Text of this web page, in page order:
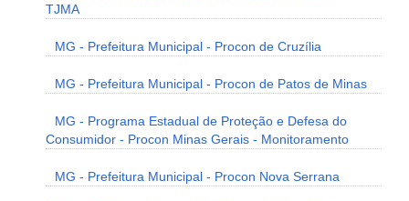
TJMA
MG - Prefeitura Municipal - Procon de Cruzília
MG - Prefeitura Municipal - Procon de Patos de Minas
MG - Programa Estadual de Proteção e Defesa do
Consumidor - Procon Minas Gerais - Monitoramento
MG - Prefeitura Municipal - Procon Nova Serrana